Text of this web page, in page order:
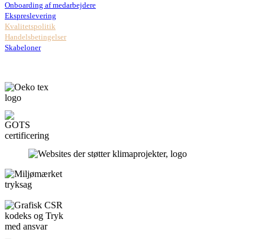
Onboarding af medarbejdere
Ekspreslevering
Kvalitetspolitik
Handelsbetingelser
Skabeloner